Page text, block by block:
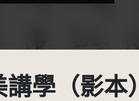
公開瀏覽
學（影本）